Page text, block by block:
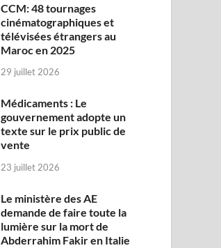
CCM: 48 tournages
cinématographiques et
télévisées étrangers au
Maroc en 2025
29 juillet 2026
Médicaments : Le
gouvernement adopte un
texte sur le prix public de
vente
23 juillet 2026
Le ministère des AE
demande de faire toute la
lumière sur la mort de
Abderrahim Fakir en Italie